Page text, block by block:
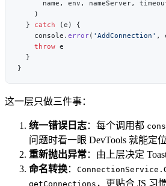
  }
catch
    console.
error( 'AddConnection'
    throw
这一层只做三件事：
统一错误日志：每个调用都
问题时看一眼 DevTools 就能定位
重新抛出异常：由上层决定
命名转换：
getConnections ，更贴合 JS 习